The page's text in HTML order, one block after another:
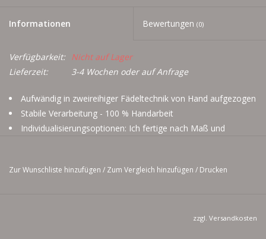
Kropfkette *designed by me*
Informationen Bewertungen (0)
Verfügbarkeit: Nicht auf Lager
Lieferzeit:
3-4 Wochen oder auf Anfrage
Aufwändig in zweireihiger Fädeltechnik von Hand aufgezogen
Stabile Verarbeitung - 100 % Handarbeit
Individualisierungsoptionen: Ich fertige nach Maß und
Falls kein Maß mitangegeben wird beträgt das Normmaß 34
Zur Wunschliste hinzufügen / Zum Vergleich hinzufügen / Drucken
zzgl. Versandkosten